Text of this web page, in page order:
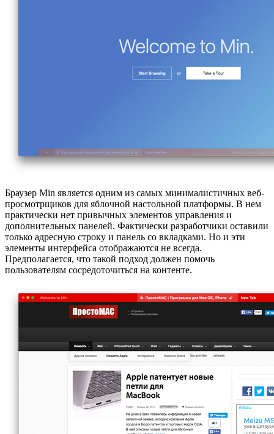
Браузер Min является одним из самых минималистичных веб-
просмотрщиков для яблочной настольной платформы. В нем
практически нет привычных элементов управления и
дополнительных панелей. Фактически разработчики оставили
только адресную строку и панель со вкладками. Но и эти
элементы интерфейса отображаются не всегда.
Предполагается, что такой подход должен помочь
пользователям сосредоточиться на контенте.